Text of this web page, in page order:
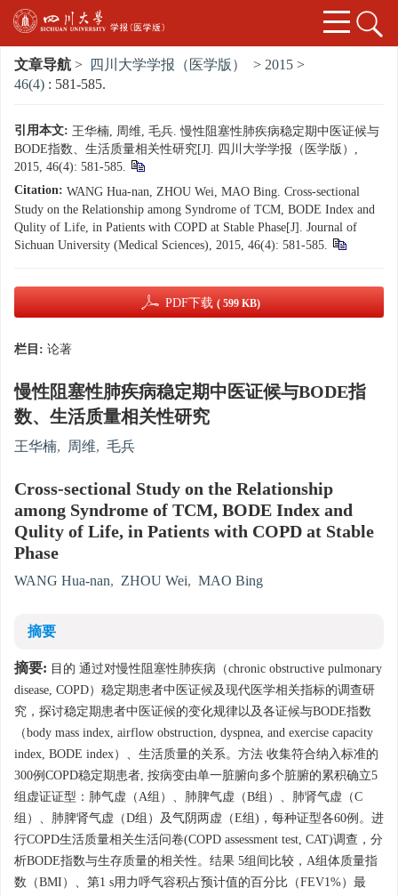
文章导航 > 四川大学学报（医学版） > 2015 >
46(4) : 581-585.
引用本文: 王华楠, 周维, 毛兵. 慢性阻塞性肺疾病稳定期中医证候与
BODE指数、生活质量相关性研究[J]. 四川大学学报（医学版）,
2015, 46(4): 581-585.
Citation: WANG Hua-nan, ZHOU Wei, MAO Bing. Cross-sectional
Study on the Relationship among Syndrome of TCM, BODE Index and
Qulity of Life, in Patients with COPD at Stable Phase[J]. Journal of
Sichuan University (Medical Sciences), 2015, 46(4): 581-585.
PDF下载 ( 599 KB)
栏目: 论著
慢性阻塞性肺疾病稳定期中医证候与BODE指
数、生活质量相关性研究
王华楠, 周维, 毛兵
Cross-sectional Study on the Relationship
among Syndrome of TCM, BODE Index and
Qulity of Life, in Patients with COPD at Stable
Phase
WANG Hua-nan, ZHOU Wei, MAO Bing
摘要
摘要: 目的 通过对慢性阻塞性肺疾病（chronic obstructive pulmonary
disease, COPD）稳定期患者中医证候及现代医学相关指标的调查研
究，探讨稳定期患者中医证候的变化规律以及各证候与BODE指数
（body mass index, airflow obstruction, dyspnea, and exercise capacity
index, BODE index）、生活质量的关系。方法 收集符合纳入标准的
300例COPD稳定期患者, 按病变由单一脏腑向多个脏腑的累积确立5
组虚证证型：肺气虚（A组）、肺脾气虚（B组）、肺肾气虚（C
组）、肺脾肾气虚（D组）及气阴两虚（E组)，每种证型各60例。进
行COPD生活质量相关生活问卷(COPD assessment test, CAT)调查，分
析BODE指数与生存质量的相关性。结果 5组间比较，A组体质量指
数（BMI）、第1 s用力呼气容积占预计值的百分比（FEV1%）最